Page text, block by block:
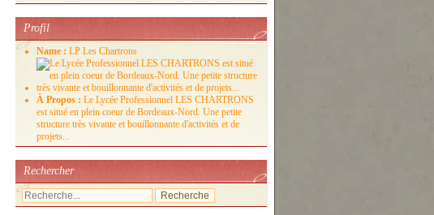
Profil
Name : LP Les Chartrons
À Propos : Le Lycée Professionnel LES CHARTRONS
est situé en plein coeur de Bordeaux-Nord. Une petite
structure très vivante et bouillonnante d'activités et de
projets...
Rechercher